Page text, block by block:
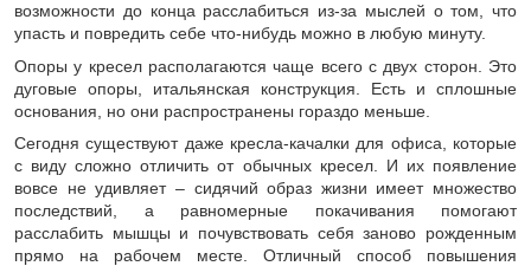
возможности до конца расслабиться из-за мыслей о том, что
упасть и повредить себе что-нибудь можно в любую минуту.
Опоры у кресел располагаются чаще всего с двух сторон. Это
дуговые опоры, итальянская конструкция. Есть и сплошные
основания, но они распространены гораздо меньше.
Сегодня существуют даже кресла-качалки для офиса, которые
с виду сложно отличить от обычных кресел. И их появление
вовсе не удивляет – сидячий образ жизни имеет множество
последствий, а равномерные покачивания помогают
расслабить мышцы и почувствовать себя заново рожденным
прямо на рабочем месте. Отличный способ повышения